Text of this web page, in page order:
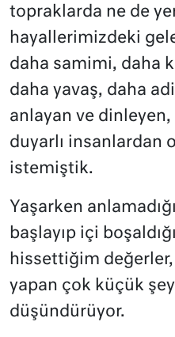
topraklarda ne de
hayallerimizdeki
daha samimi, daha
daha yavaş, daha
anlayan ve
duyarlı insanlardan
istemiştik.
Yaşarken
başlayıp içi
hissettiğim
yapan çok küçük
düşündürüyor.